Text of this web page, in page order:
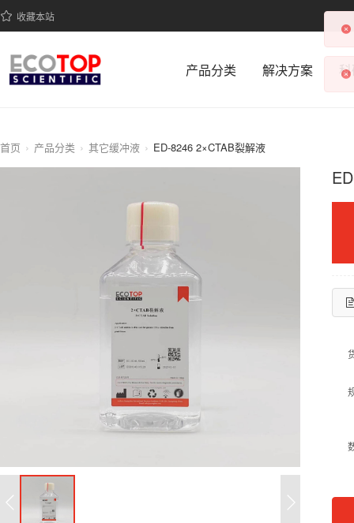
收藏本站
产品分类 解决方案
首页 产品分类 其它缓冲液 ED-8246 2×CTAB裂解液